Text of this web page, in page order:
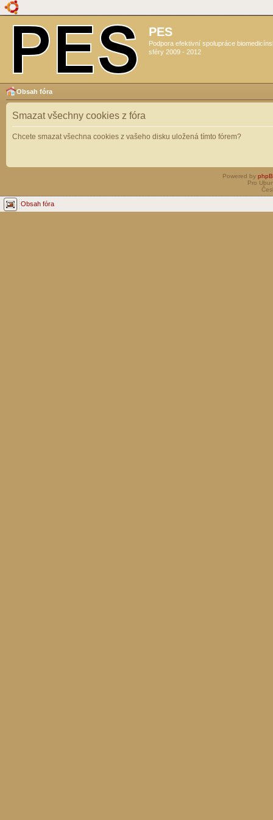
PES
Podpora efektivní spolupráce
sféry 2009 - 2012
Obsah fóra
Smazat všechny cookies z fóra
Chcete smazat všechna cookies z vašeho disku uložená tímto fórem?
Powered by
Pro
Obsah fóra